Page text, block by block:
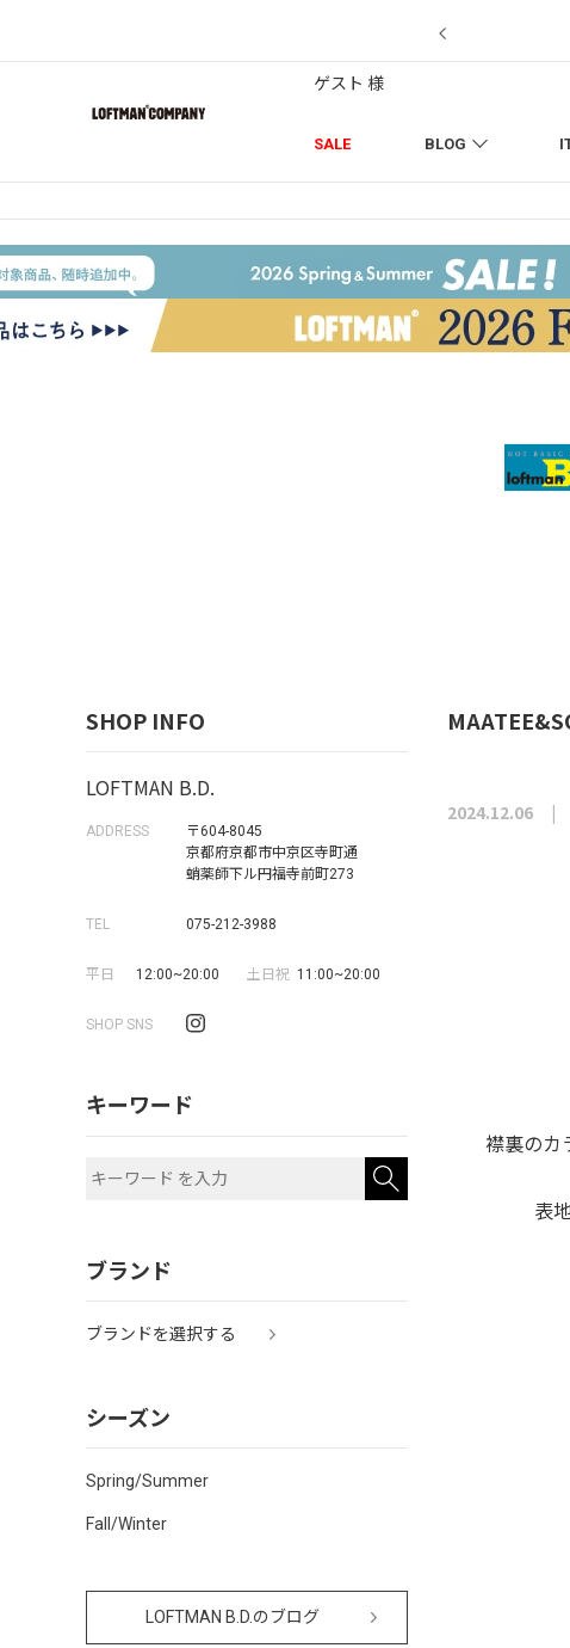
SALE BLOG
ゲスト 様
SHOP INFO
LOFTMAN B.D.
ADDRESS
〒604-8045
京都府京都市中京区寺町通
蛸薬師下ル円福寺前町273
TEL 075-212-3988
平日 12:00~20:00 土日祝 11:00~20:00
SHOP SNS
キーワード
ブランド
ブランドを選択する
シーズン
Spring/Summer
Fall/Winter
LOFTMAN B.D.のブログ
2024.12.06
襟裏のカ
表